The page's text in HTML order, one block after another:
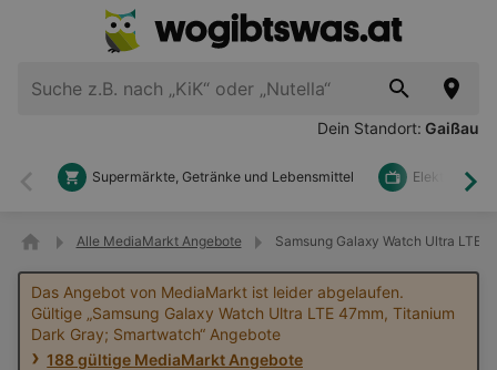
Dein Standort: Gaißau
Zurück
Supermärkte, Getränke und Lebensmittel Elektronik
Alle MediaMarkt Angebote Samsung Galaxy Watch Ultra LTE
Das Angebot von MediaMarkt ist leider abgelaufen.
Gültige „Samsung Galaxy Watch Ultra LTE 47mm, Titanium
Dark Gray; Smartwatch“ Angebote
188 gültige MediaMarkt Angebote